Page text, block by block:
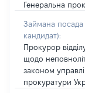
Генеральна
Займана посада
кандидат):
Прокурор
щодо
законом
прокуратури